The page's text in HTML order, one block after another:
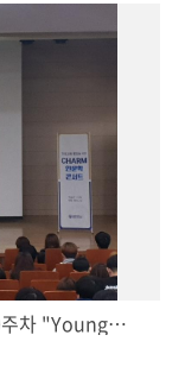
2018-2학기 CHARM인문학콘서트 10주차 "Young어! 포텐 터지다.-김규미(교양대학 교수)"